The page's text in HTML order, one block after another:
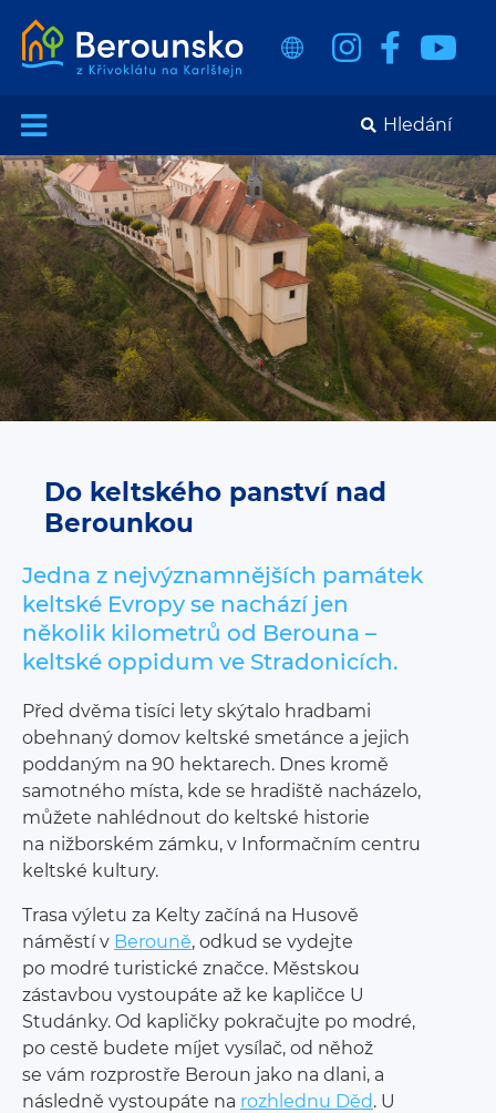
Do keltského panství nad
Berounkou
Jedna z nejvýznamnějších památek
keltské Evropy se nachází jen
několik kilometrů od Berouna –
keltské oppidum ve Stradonicích.
Před dvěma tisíci lety skýtalo hradbami
obehnaný domov keltské smetánce a jejich
poddaným na 90 hektarech. Dnes kromě
samotného místa, kde se hradiště nacházelo,
můžete nahlédnout do keltské historie
na nižborském zámku, v Informačním centru
keltské kultury.
Trasa výletu za Kelty začíná na Husově
náměstí v Berouně, odkud se vydejte
po modré turistické značce. Městskou
zástavbou vystoupáte až ke kapličce U
Studánky. Od kapličky pokračujte po modré,
po cestě budete míjet vysílač, od něhož
se vám rozprostře Beroun jako na dlani, a
následně vystoupáte na rozhlednu Děd. U